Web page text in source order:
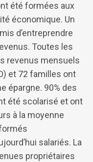
été formées aux
économique. Un
d’entreprendre
Toutes les
revenus mensuels
et 72 familles ont
épargne. 90% des
été scolarisé et ont
à la moyenne
salariés. La
propriétaires